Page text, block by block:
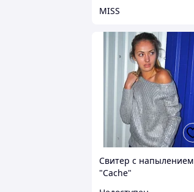
MISS
Свитер с напылением
"Cache"